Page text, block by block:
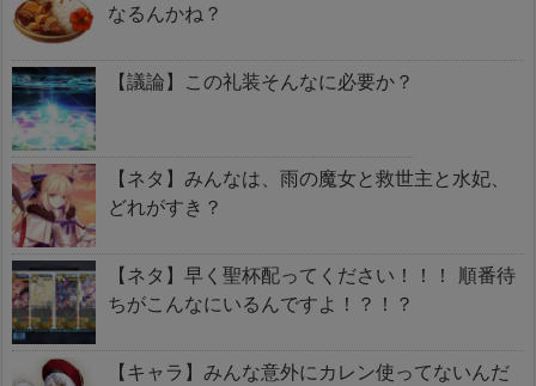
なるんかね？
【議論】この礼装そんなに必要か？
【ネタ】みんなは、雨の魔女と救世主と水妃、
どれがすき？
【ネタ】早く聖杯配ってください！！！ 順番待
ちがこんなにいるんですよ！？！？
【キャラ】みんな意外にカレン使ってないんだ